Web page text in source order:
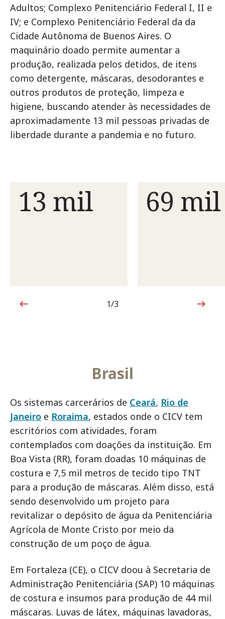
Adultos; Complexo Penitenciário Federal I, II e
IV; e Complexo Penitenciário Federal da da
Cidade Autônoma de Buenos Aires. O
maquinário doado permite aumentar a
produção, realizada pelos detidos, de itens
como detergente, máscaras, desodorantes e
outros produtos de proteção, limpeza e
higiene, buscando atender às necessidades de
aproximadamente 13 mil pessoas privadas de
liberdade durante a pandemia e no futuro.
13 mil 69 mil
1 de 3
1/3
Brasil
Os sistemas carcerários de Ceará, Rio de
Janeiro e Roraima, estados onde o CICV tem
escritórios com atividades, foram
contemplados com doações da instituição. Em
Boa Vista (RR), foram doadas 10 máquinas de
costura e 7,5 mil metros de tecido tipo TNT
para a produção de máscaras. Além disso, está
sendo desenvolvido um projeto para
revitalizar o depósito de água da Penitenciária
Agrícola de Monte Cristo por meio da
construção de um poço de água.
Em Fortaleza (CE), o CICV doou à Secretaria de
Administração Penitenciária (SAP) 10 máquinas
de costura e insumos para produção de 44 mil
máscaras. Luvas de látex, máquinas lavadoras,